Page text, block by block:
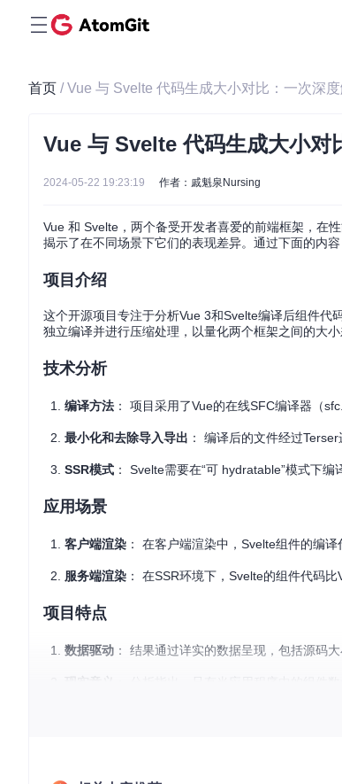
首页 / Vue 与 Svelte 代码生成大小对比：一次深
Vue 与 Svelte 代码生成大小对
2024-05-22 19:23:19 作者：戚魁泉Nursing
Vue 和 Svelte，两个备受开发者喜爱的前端框架，在
揭示了在不同场景下它们的表现差异。通过下面的内
项目介绍
这个开源项目专注于分析Vue 3和Svelte编译后组件代
独立编译并进行压缩处理，以量化两个框架之间的大小
技术分析
编译方法 ： 项目采用了Vue的在线SFC编译器（
最小化和去除导入导出 ： 编译后的文件经过
SSR模式 ： Svelte需要在“可 hydratable”模式下
应用场景
客户端渲染 ： 在客户端渲染中，Svelte组件的编
服务端渲染 ： 在SSR环境下，Svelte的组件代码
项目特点
数据驱动 ： 结果通过详实的数据呈现，包括源码
： 框架选择在编译时优化与运行时开销之